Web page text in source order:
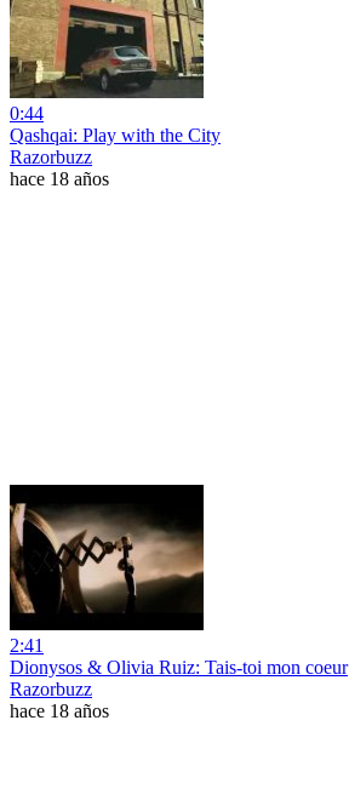
0:44
Qashqai: Play with the City
Razorbuzz
hace 18 años
2:41
Dionysos & Olivia Ruiz: Tais-toi mon coeur
Razorbuzz
hace 18 años